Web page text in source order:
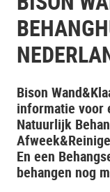
Bison
informatie voor
Natuurlijk
En een
behangen nog